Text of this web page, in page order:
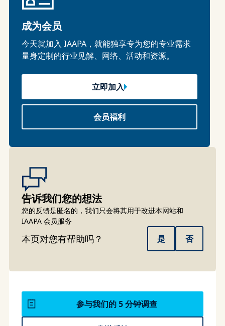
成为会员
今天就加入 IAAPA，就能独享专为您的专业需求
量身定制的行业见解、网络、活动和资源。
立即加入
会员福利
告诉我们您的想法
您的反馈是匿名的，我们只会将其用于改进本网站和
IAAPA 会员服务
本页对您有帮助吗？ 是 否
参与我们的 5 分钟调查